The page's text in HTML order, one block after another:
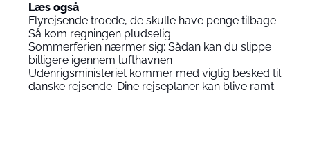
Læs også
Flyrejsende troede, de skulle have penge tilbage:
Så kom regningen pludselig
Sommerferien nærmer sig: Sådan kan du slippe
billigere igennem lufthavnen
Udenrigsministeriet kommer med vigtig besked til
danske rejsende: Dine rejseplaner kan blive ramt